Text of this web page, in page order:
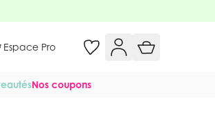
Espace Pro
Nos coupons